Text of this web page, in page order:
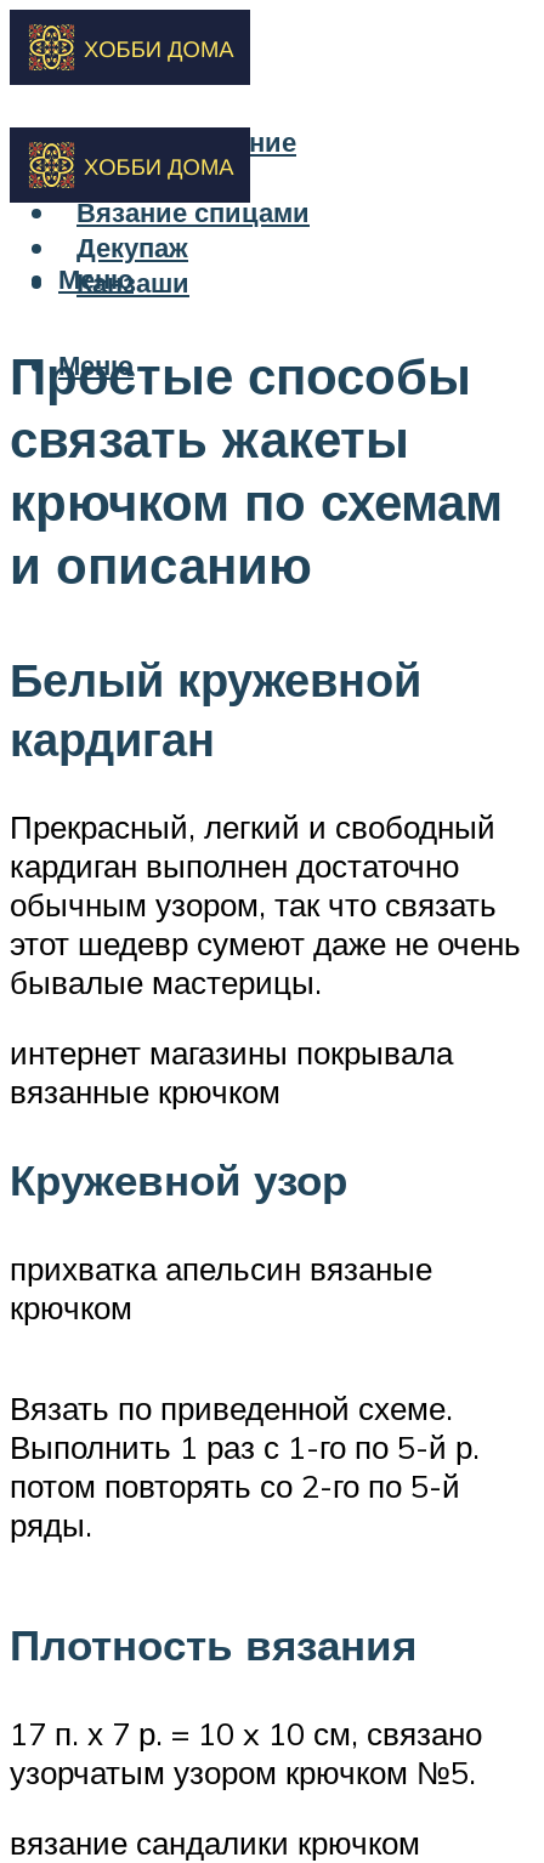
Бисероплетение
Вышивка
Вязание спицами
Декупаж
Канзаши
Меню
Меню
Простые способы
связать жакеты
крючком по схемам
и описанию
Белый кружевной
кардиган
Прекрасный, легкий и свободный
кардиган выполнен достаточно
обычным узором, так что связать
этот шедевр сумеют даже не очень
бывалые мастерицы.
интернет магазины покрывала
вязанные крючком
Кружевной узор
прихватка апельсин вязаные
крючком
Вязать по приведенной схеме.
Выполнить 1 раз с 1-го по 5-й р.
потом повторять со 2-го по 5-й
ряды.
Плотность вязания
17 п. х 7 р. = 10 x 10 см, связано
узорчатым узором крючком №5.
вязание сандалики крючком